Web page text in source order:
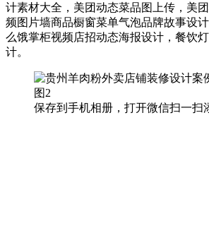
计素材大全，美团动态菜品图上传，美
频图片墙商品橱窗菜单气泡品牌故事设
么饿掌柜视频店招动态海报设计，餐饮
计。
保存到手机相册，打开微信扫一扫